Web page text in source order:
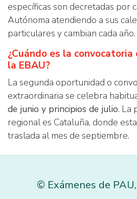
específicas son decretadas por
Autónoma atendiendo a sus
particulares y cambian cada año.
¿Cuándo es la
la EBAU?
La segunda oportunidad o
extraordinaria se celebra
de junio y principios de julio. La
regional es Cataluña, donde
traslada al mes de septiembre.
© Exámenes de PAU,